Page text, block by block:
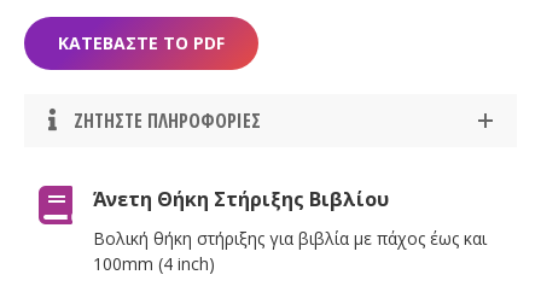
ΚΑΤΕΒΑΣΤΕ ΤΟ PDF
ΖΗΤΗΣΤΕ ΠΛΗΡΟΦΟΡΙΕΣ
Άνετη Θήκη Στήριξης Βιβλίου
Βολική θήκη στήριξης για βιβλία με πάχος έως και
100mm (4 inch)